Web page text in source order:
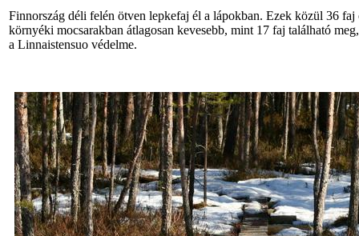
Finnország déli felén ötven lepkefaj él a lápokban. Ezek közül 36
környéki mocsarakban átlagosan kevesebb, mint 17 faj található
a Linnaistensuo védelme.